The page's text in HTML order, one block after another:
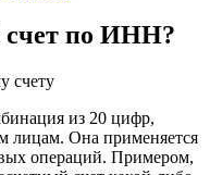
счет по ИНН?